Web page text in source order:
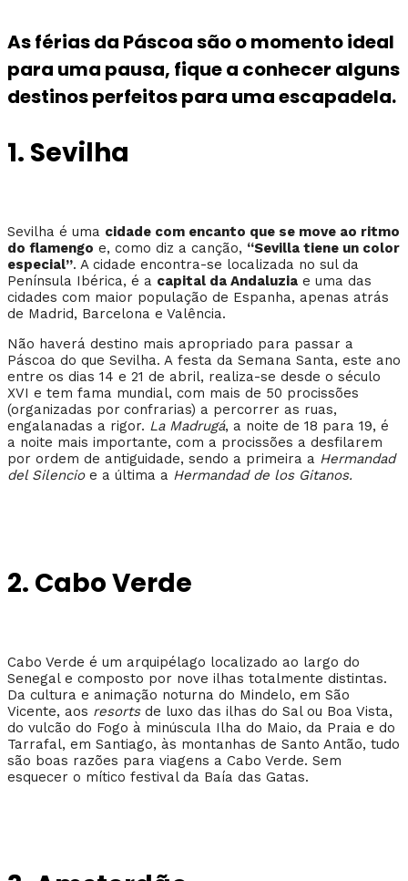
As férias da Páscoa são o momento ideal
para uma pausa, fique a conhecer alguns
destinos perfeitos para uma escapadela.
1. Sevilha
Sevilha é uma cidade com encanto que se move ao ritmo
do flamengo e, como diz a canção, “Sevilla tiene un color
especial”. A cidade encontra-se localizada no sul da
Península Ibérica, é a capital da Andaluzia e uma das
cidades com maior população de Espanha, apenas atrás
de Madrid, Barcelona e Valência.
Não haverá destino mais apropriado para passar a
Páscoa do que Sevilha. A festa da Semana Santa, este ano
entre os dias 14 e 21 de abril, realiza-se desde o século
XVI e tem fama mundial, com mais de 50 procissões
(organizadas por confrarias) a percorrer as ruas,
engalanadas a rigor. La Madrugá, a noite de 18 para 19, é
a noite mais importante, com a procissões a desfilarem
por ordem de antiguidade, sendo a primeira a Hermandad
del Silencio e a última a Hermandad de los Gitanos.
2. Cabo Verde
Cabo Verde é um arquipélago localizado ao largo do
Senegal e composto por nove ilhas totalmente distintas.
Da cultura e animação noturna do Mindelo, em São
Vicente, aos resortsde luxo das ilhas do Sal ou Boa Vista,
do vulcão do Fogo à minúscula Ilha do Maio, da Praia e do
Tarrafal, em Santiago, às montanhas de Santo Antão, tudo
são boas razões para viagens a Cabo Verde. Sem
esquecer o mítico festival da Baía das Gatas.